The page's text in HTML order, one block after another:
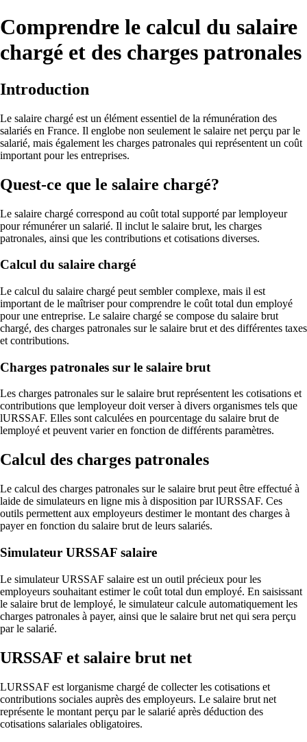
Comprendre le calcul du salaire
chargé et des charges patronales
Introduction
Le salaire chargé est un élément essentiel de la rémunération des
salariés en France. Il englobe non seulement le salaire net perçu par le
salarié, mais également les charges patronales qui représentent un coût
important pour les entreprises.
Quest-ce que le salaire chargé?
Le salaire chargé correspond au coût total supporté par lemployeur
pour rémunérer un salarié. Il inclut le salaire brut, les charges
patronales, ainsi que les contributions et cotisations diverses.
Calcul du salaire chargé
Le calcul du salaire chargé peut sembler complexe, mais il est
important de le maîtriser pour comprendre le coût total dun employé
pour une entreprise. Le salaire chargé se compose du salaire brut
chargé, des charges patronales sur le salaire brut et des différentes taxes
et contributions.
Charges patronales sur le salaire brut
Les charges patronales sur le salaire brut représentent les cotisations et
contributions que lemployeur doit verser à divers organismes tels que
lURSSAF. Elles sont calculées en pourcentage du salaire brut de
lemployé et peuvent varier en fonction de différents paramètres.
Calcul des charges patronales
Le calcul des charges patronales sur le salaire brut peut être effectué à
laide de simulateurs en ligne mis à disposition par lURSSAF. Ces
outils permettent aux employeurs destimer le montant des charges à
payer en fonction du salaire brut de leurs salariés.
Simulateur URSSAF salaire
Le simulateur URSSAF salaire est un outil précieux pour les
employeurs souhaitant estimer le coût total dun employé. En saisissant
le salaire brut de lemployé, le simulateur calcule automatiquement les
charges patronales à payer, ainsi que le salaire brut net qui sera perçu
par le salarié.
URSSAF et salaire brut net
LURSSAF est lorganisme chargé de collecter les cotisations et
contributions sociales auprès des employeurs. Le salaire brut net
représente le montant perçu par le salarié après déduction des
cotisations salariales obligatoires.